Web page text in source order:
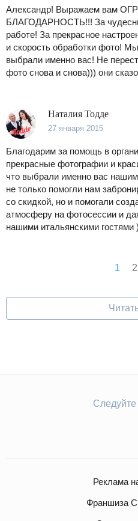
Александр! Выражаем вам
БЛАГОДАРНОСТЬ!!! За
работе! За прекрасное
и скорость обработки фото!
выбрали именно вас! Не
фото снова и снова))) они
Наталия Тодде
27 января 2015
Благодарим за помощь в
прекрасные фотографии и
что выбрали именно вас
не только помогли нам
со скидкой, но и помогали
атмосферу на фотосессии и
нашими итальянскими
1 2
Реклама
Франшиза